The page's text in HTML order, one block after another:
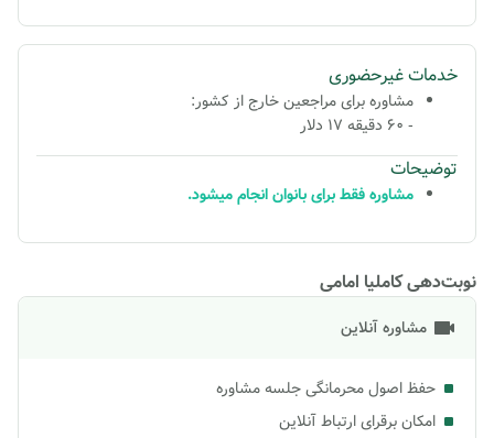
خدمات غیرحضوری
مشاوره برای مراجعین خارج از کشور:
- 60 دقیقه 17 دلار
توضیحات
مشاوره فقط برای بانوان انجام میشود.
نوبت‌دهی کاملیا امامی
مشاوره آنلاین
حفظ اصول محرمانگی جلسه مشاوره
امکان برقرای ارتباط آنلاین